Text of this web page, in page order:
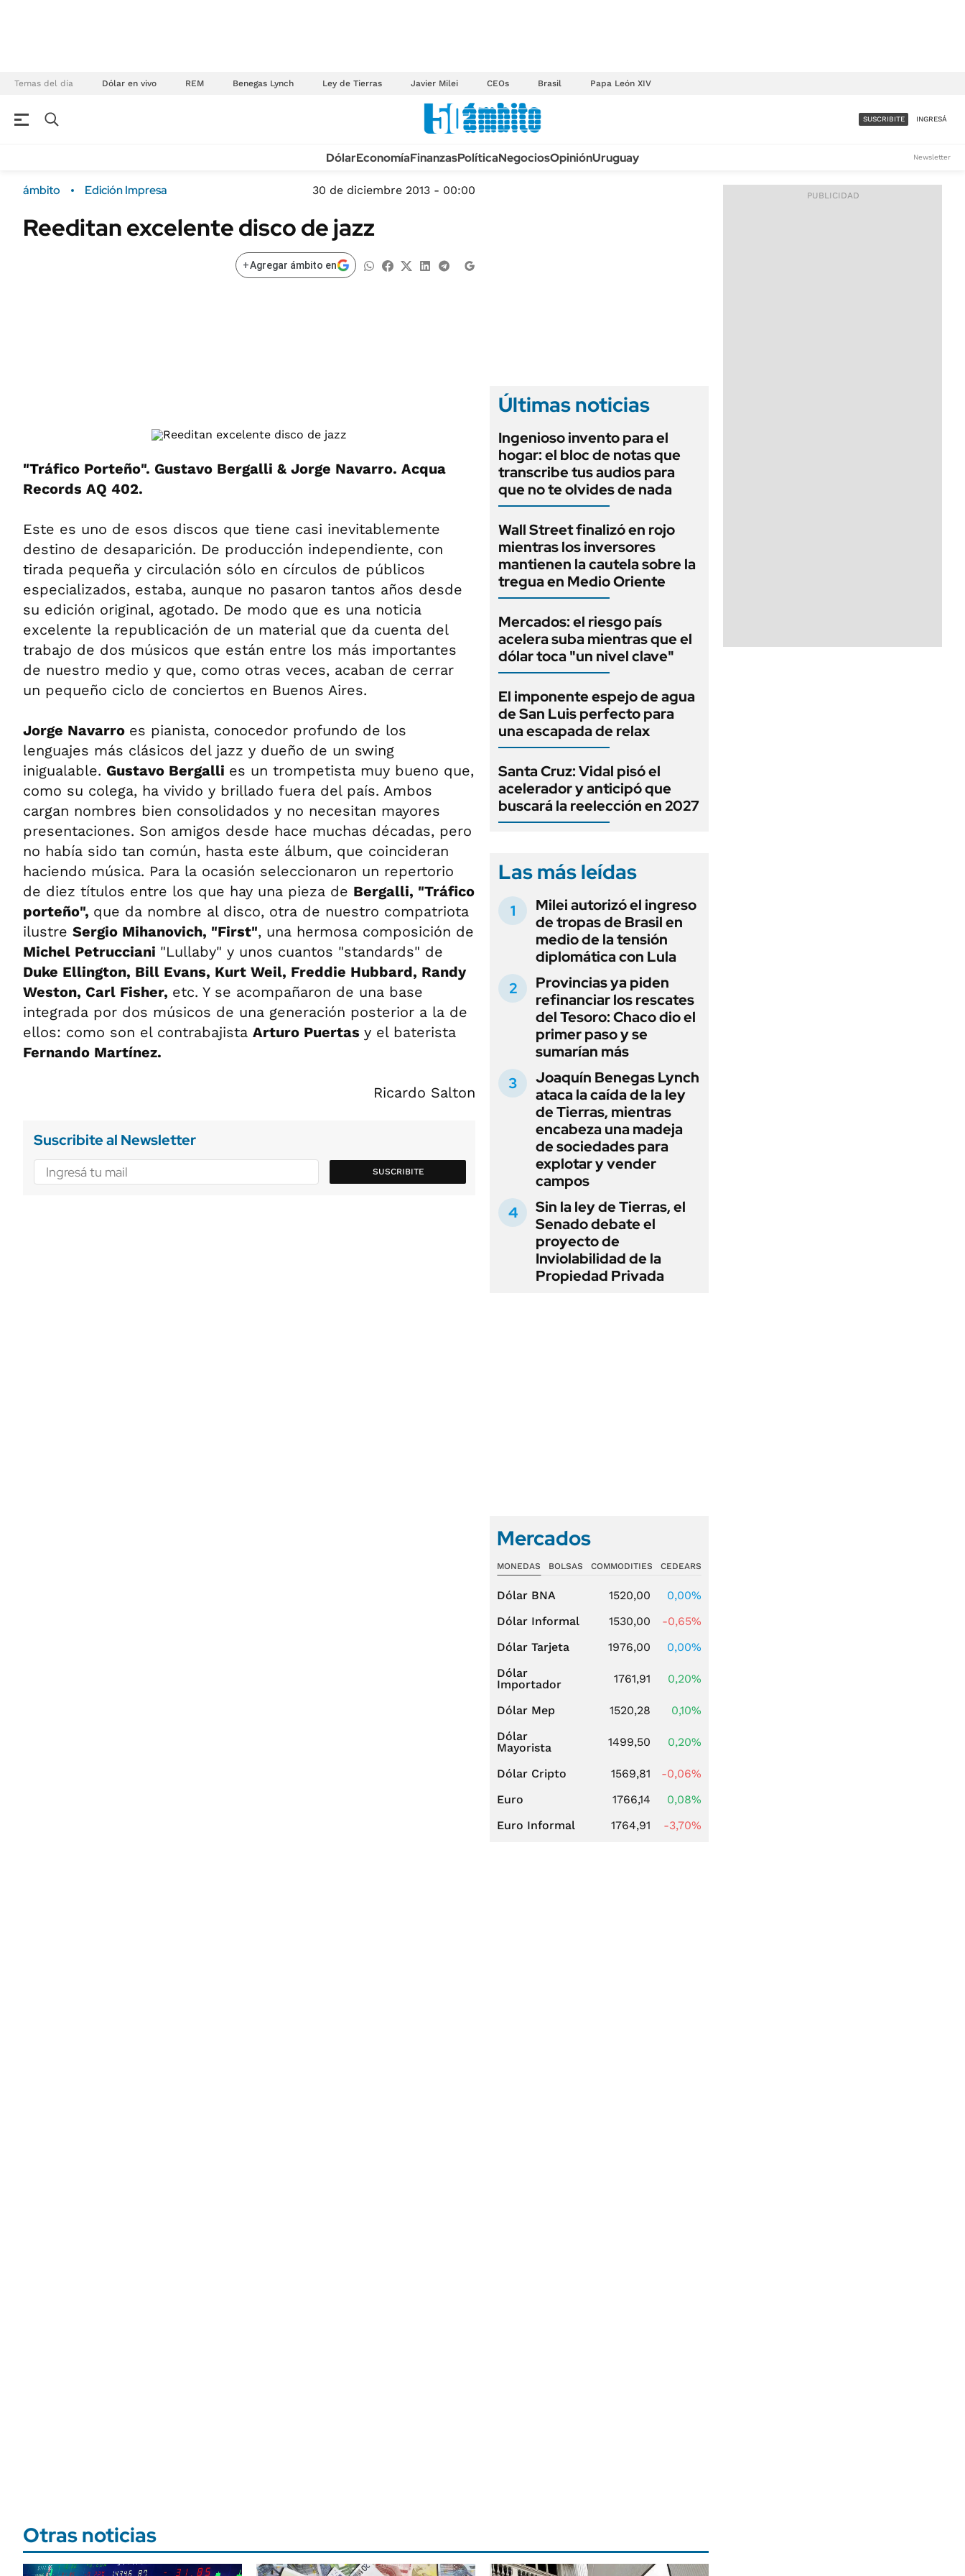
Temas del día Dólar en vivo REM Benegas Lynch Ley de Tierras Javier Milei CEOs Brasil Papa León XIV
Campo Sustentabilidad
ENERGY REPORT
TECNOLOGÍA
MÉXICO
MUNDO
INFORMACIÓN GENERAL
ACCESO FULL - $1.800/MES
SUSCRIBITE INGRESÁ
DólarEconomíaFinanzasPolíticaNegociosOpiniónUruguay Newsletter
ámbito Edición Impresa 30 de diciembre 2013 - 00:00
Reeditan excelente disco de jazz
+Agregar ámbito en
"Tráfico Porteño". Gustavo Bergalli & Jorge Navarro. Acqua
Records AQ 402.
Este es uno de esos discos que tiene casi inevitablemente
destino de desaparición. De producción independiente, con
tirada pequeña y circulación sólo en círculos de públicos
especializados, estaba, aunque no pasaron tantos años desde
su edición original, agotado. De modo que es una noticia
excelente la republicación de un material que da cuenta del
trabajo de dos músicos que están entre los más importantes
de nuestro medio y que, como otras veces, acaban de cerrar
un pequeño ciclo de conciertos en Buenos Aires.
Jorge Navarro es pianista, conocedor profundo de los
lenguajes más clásicos del jazz y dueño de un swing
inigualable. Gustavo Bergalli es un trompetista muy bueno que,
como su colega, ha vivido y brillado fuera del país. Ambos
cargan nombres bien consolidados y no necesitan mayores
presentaciones. Son amigos desde hace muchas décadas, pero
no había sido tan común, hasta este álbum, que coincideran
haciendo música. Para la ocasión seleccionaron un repertorio
de diez títulos entre los que hay una pieza de Bergalli, "Tráfico
porteño", que da nombre al disco, otra de nuestro compatriota
ilustre Sergio Mihanovich, "First", una hermosa composición de
Michel Petrucciani "Lullaby" y unos cuantos "standards" de
Duke Ellington, Bill Evans, Kurt Weil, Freddie Hubbard, Randy
Weston, Carl Fisher, etc. Y se acompañaron de una base
integrada por dos músicos de una generación posterior a la de
ellos: como son el contrabajista Arturo Puertas y el baterista
Fernando Martínez.
Ricardo Salton
Suscribite al Newsletter
SUSCRIBITE
Últimas noticias
Ingenioso invento para el
hogar: el bloc de notas que
transcribe tus audios para
que no te olvides de nada
Wall Street finalizó en rojo
mientras los inversores
mantienen la cautela sobre la
tregua en Medio Oriente
Mercados: el riesgo país
acelera suba mientras que el
dólar toca "un nivel clave"
El imponente espejo de agua
de San Luis perfecto para
una escapada de relax
Santa Cruz: Vidal pisó el
acelerador y anticipó que
buscará la reelección en 2027
Las más leídas
Milei autorizó el ingreso
de tropas de Brasil en
medio de la tensión
diplomática con Lula
Provincias ya piden
refinanciar los rescates
del Tesoro: Chaco dio el
primer paso y se
sumarían más
Joaquín Benegas Lynch
ataca la caída de la ley
de Tierras, mientras
encabeza una madeja
de sociedades para
explotar y vender
campos
Sin la ley de Tierras, el
Senado debate el
proyecto de
Inviolabilidad de la
Propiedad Privada
Mercados
MONEDAS BOLSAS COMMODITIES CEDEARS
Dólar BNA 1520,00
0,00%
Dólar Informal
1530,00
-0,65%
Dólar Tarjeta
1976,00
0,00%
Dólar
Importador
1761,91 0,20%
Dólar Mep 1520,28
0,10%
Dólar
Mayorista
1499,50 0,20%
Dólar Cripto 1569,81
-0,06%
Euro
1766,14
0,08%
Euro Informal
1764,91 -3,70%
Otras noticias